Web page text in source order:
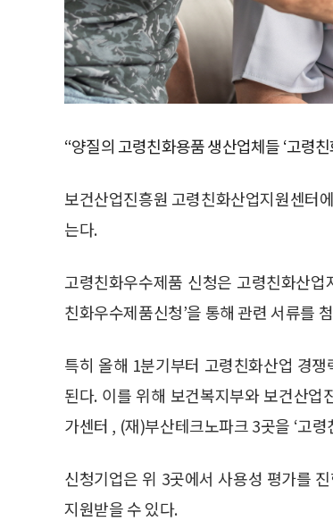
“양질의 고령친화용품 생산업체들 ‘고령
보건산업진흥원 고령친화산업지원센터
는다.
고령친화우수제품 신청은 고령친화산업
친화우수제품신청’을 통해 관련 서류를
특히 올해 1분기부터 고령친화산업 경
된다. 이를 위해 보건복지부와 보건산
가센터 , (재)부산테크노파크 3곳을 ‘고
신청기업은 위 3곳에서 사용성 평가를
지원받을 수 있다.